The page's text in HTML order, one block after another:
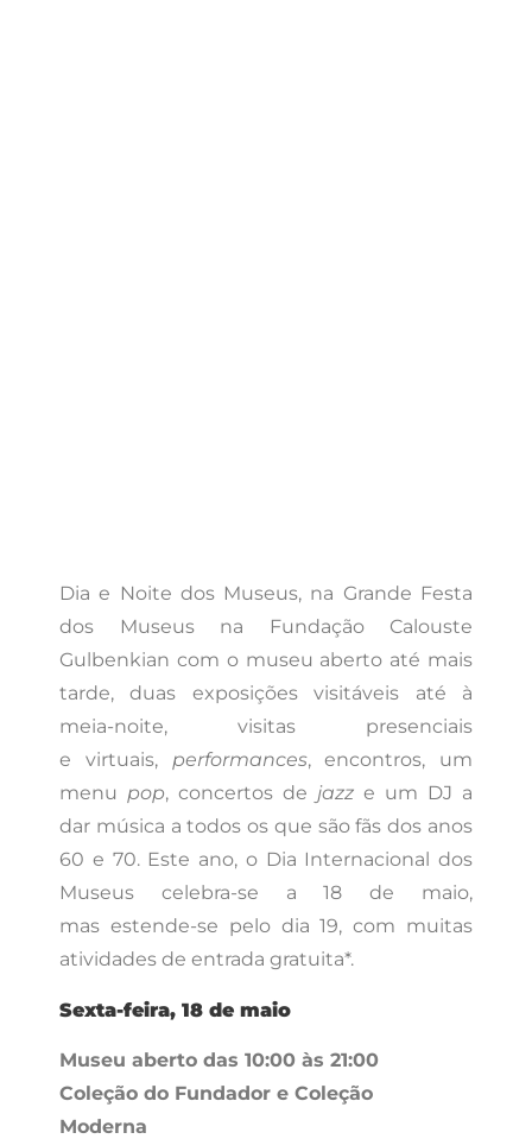
Dia e Noite dos Museus, na Grande Festa
dos Museus na Fundação Calouste
Gulbenkian com o museu aberto até mais
tarde, duas exposições visitáveis até à
meia-noite, visitas presenciais
e virtuais, performances, encontros, um
menu pop, concertos de jazz e um DJ a
dar música a todos os que são fãs dos anos
60 e 70. Este ano, o Dia Internacional dos
Museus celebra-se a 18 de maio,
mas estende-se pelo dia 19, com muitas
atividades de entrada gratuita*.
Sexta-feira, 18 de maio
Museu aberto das 10:00 às 21:00
Coleção do Fundador e Coleção
Moderna